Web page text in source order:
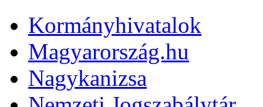
Kormányhivatalok
Magyarország.hu
Nagykanizsa